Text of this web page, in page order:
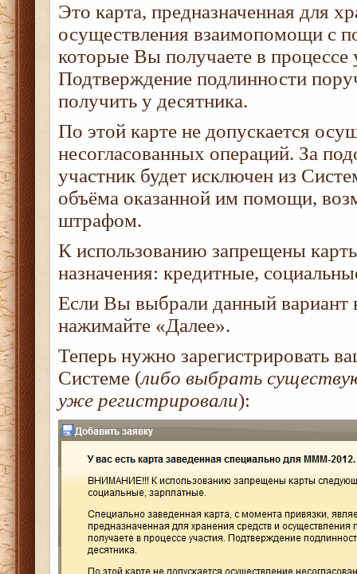
Это карта, предназначенная для
осуществления взаимопомощи с
которые Вы получаете в процессе
Подтверждение подлинности
получить у десятника.
По этой карте не допускается
несогласованных операций. За
участник будет исключен из
объёма оказанной им помощи,
штрафом.
К использованию запрещены
назначения: кредитные,
Если Вы выбрали данный вариант
нажимайте «Далее».
Теперь нужно зарегистрировать
Системе (либо выбрать
уже регистрировали):